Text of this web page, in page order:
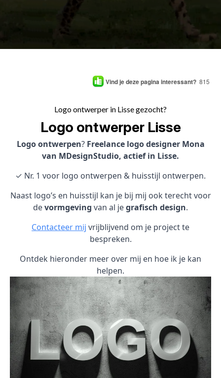
Vind je deze pagina interessant? 815
Logo ontwerper in Lisse gezocht?
Logo ontwerper Lisse
Logo ontwerpen? Freelance logo designer Mona
van MDesignStudio, actief in Lisse.
✓ Nr. 1 voor logo ontwerpen & huisstijl ontwerpen.
Naast logo’s en huisstijl kan je bij mij ook terecht voor
devormgeving van al jegrafisch design.
Contacteer mij vrijblijvend om je project te
bespreken.
Ontdek hieronder meer over mij en hoe ik je kan
helpen.